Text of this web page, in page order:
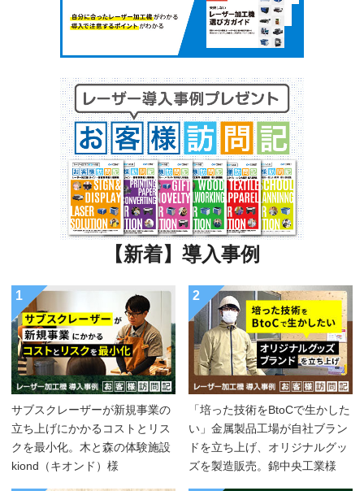
【新着】導入事例
1
サブスクレーザーが新規事業の
立ち上げにかかるコストとリス
クを最小化。木と森の体験施設
kiond（キオンド）様
2
「培った技術をBtoCで生かした
い」金属製品工場が自社ブラン
ドを立ち上げ、オリジナルグッ
ズを製造販売。錦中央工業様